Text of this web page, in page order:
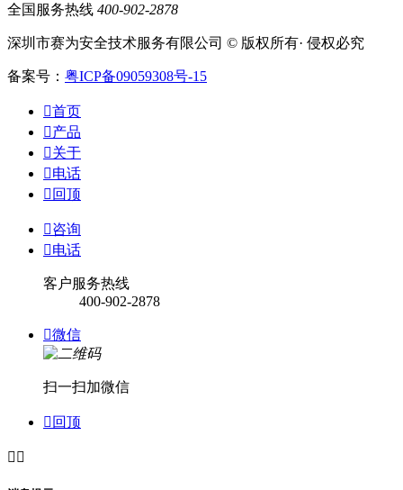
全国服务热线 400-902-2878
深圳市赛为安全技术服务有限公司 © 版权所有· 侵权必究
备案号： 粤ICP备09059308号-15
首页
产品
关于
电话
 回顶
咨询
电话
客户服务热线
400-902-2878
微信
扫一扫加微信
 回顶
 